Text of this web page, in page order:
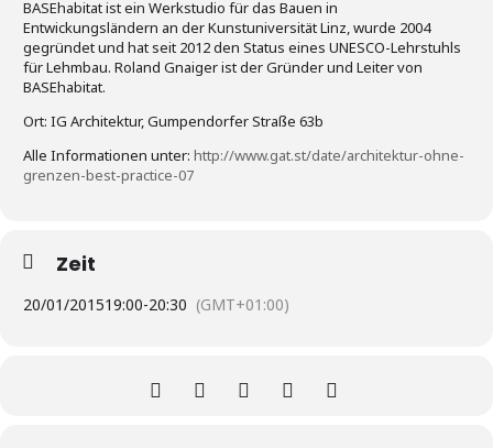
BASEhabitat ist ein Werkstudio für das Bauen in
Entwickungsländern an der Kunstuniversität Linz, wurde 2004
gegründet und hat seit 2012 den Status eines UNESCO-Lehrstuhls
für Lehmbau. Roland Gnaiger ist der Gründer und Leiter von
BASEhabitat.
Ort: IG Architektur, Gumpendorfer Straße 63b
Alle Informationen unter: http://www.gat.st/date/architektur-ohne-
grenzen-best-practice-07
Zeit
20/01/201519:00-20:30 (GMT+01:00)